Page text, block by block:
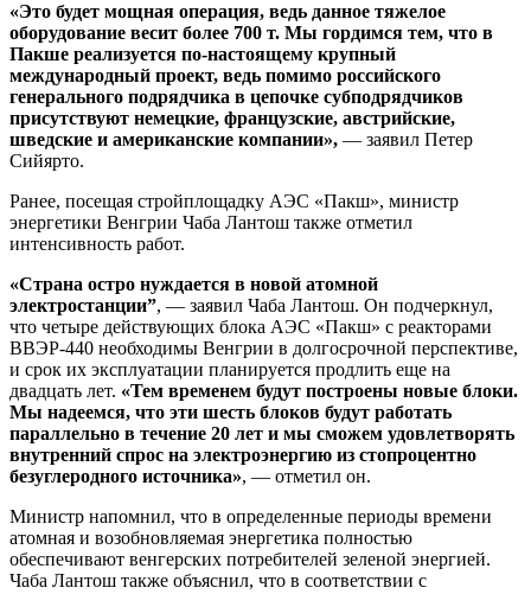
«Это будет мощная операция, ведь данное тяжелое
оборудование весит более 700 т. Мы гордимся тем, что в
Пакше реализуется по-настоящему крупный
международный проект, ведь помимо российского
генерального подрядчика в цепочке субподрядчиков
присутствуют немецкие, французские, австрийские,
шведские и американские компании», — заявил Петер
Сийярто.
Ранее, посещая стройплощадку АЭС «Пакш», министр
энергетики Венгрии Чаба Лантош также отметил
интенсивность работ.
«Страна остро нуждается в новой атомной
электростанции”, — заявил Чаба Лантош. Он подчеркнул,
что четыре действующих блока АЭС «Пакш» с реакторами
ВВЭР-440 необходимы Венгрии в долгосрочной перспективе,
и срок их эксплуатации планируется продлить еще на
двадцать лет. «Тем временем будут построены новые блоки.
Мы надеемся, что эти шесть блоков будут работать
параллельно в течение 20 лет и мы сможем удовлетворять
внутренний спрос на электроэнергию из стопроцентно
безуглеродного источника», — отметил он.
Министр напомнил, что в определенные периоды времени
атомная и возобновляемая энергетика полностью
обеспечивают венгерских потребителей зеленой энергией.
Чаба Лантош также объяснил, что в соответствии с